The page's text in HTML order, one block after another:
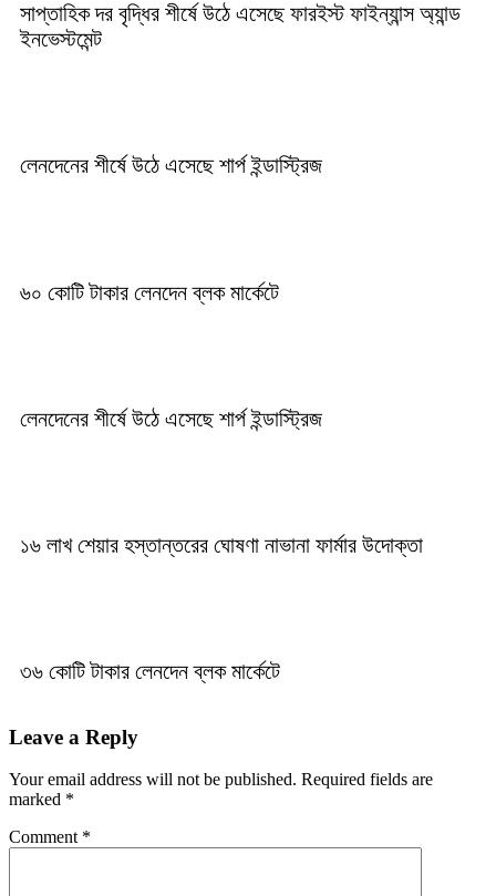
সাপ্তাহিক দর বৃদ্ধির শীর্ষে উঠে এসেছে ফারইস্ট ফাইন্যান্স অ্যান্ড
ইনভেস্টমেন্ট
লেনদেনের শীর্ষে উঠে এসেছে শার্প ইন্ডাস্ট্রিজ
৬০ কোটি টাকার লেনদেন ব্লক মার্কেটে
লেনদেনের শীর্ষে উঠে এসেছে শার্প ইন্ডাস্ট্রিজ
১৬ লাখ শেয়ার হস্তান্তরের ঘোষণা নাভানা ফার্মার উদোক্তা
৩৬ কোটি টাকার লেনদেন ব্লক মার্কেটে
Leave a Reply
Your email address will not be published. Required fields are
marked *
Comment *